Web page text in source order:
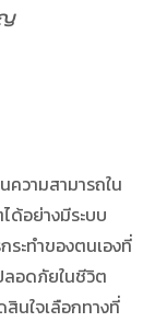
วามสามารถใน
ด้อย่างมีระบบ
ระทำของตนเองที่
อดภัยในชีวิต
นใจเลือกทางที่